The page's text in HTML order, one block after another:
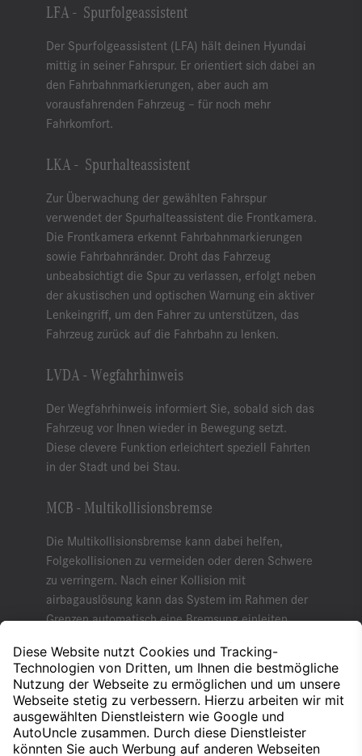
LFA - Spurfolgeassistent
Der Spurfolgeassistent (LFA) hält deinen Hyundai
mittig in seiner Fahrspur. Er orientiert sich dabei an
den Fahrbahnmarkierungen, aber auch am
vorausfahrenden Fahrzeug – für noch mehr
Fahrkomfort.
LKA - Spurhalteassistent
Zur Überwachung der gewählten Fahrspur
verwendet der Spurhalteassistent die Frontkamera.
Die Frontkamera erkennt Fahrbahnmarkierungen
sowie Fahrbahnränder. Droht das Fahrzeug
unbeabsichtigt die Spur zu verlassen, erfolgt neben
der akustischen und optischen Warnung ein aktiver
Lenkeingriff, um den Fahrer zu unterstützen, das
Fahrzeug zurück auf die Fahrbahn zu lenken.
LVDA - Wegfahrhinweis
Der Wegfahrhinweis informiert Sie, sobald sich das
Fahrzeug vor Ihnen wieder in Bewegung setzt.
Diese clevere Funktion erleichtert speziell Fahrten
in der Stadt und bei Stau.
MCB - Multikollisionsbremse
Die Multikollisionsbremse kann dabei helfen,
Folgekollisionen zu vermeiden oder deren Schwere
zu verringern. Nach einer Kollision mit
airbagauslösung kann das System im Rahmen der
Grenzen automatisch eine Bremsung einleiten.
werden und somit kann die Schwere des Unfalls
reduziert werden.